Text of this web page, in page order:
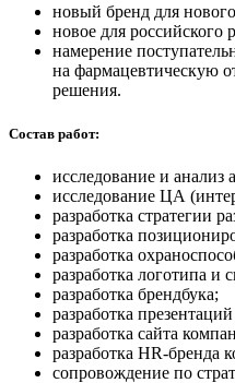
новый бренд для
новое для российского
намерение
на фармацевтическую
решения.
Состав работ:
исследование и анализ
исследование ЦА
разработка стратегии
разработка
разработка
разработка логотипа и
разработка брендбука;
разработка
разработка сайта
разработка HR-бренда
сопровождение по